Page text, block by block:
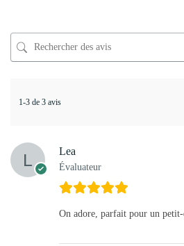
1-3 de 3 avis
Lea
Évaluateur
On adore, parfait pour un